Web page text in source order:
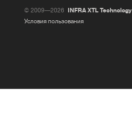
© 2009—2026
INFRA XTL Technology
Условия пользования